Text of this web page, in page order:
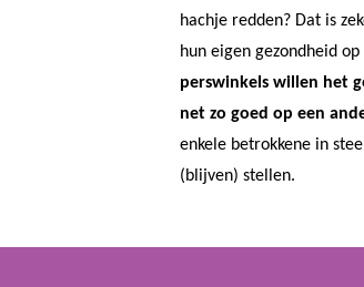
hachje redden? Dat is
hun eigen gezondheid
perswinkels willen het
net zo goed op een
enkele betrokkene in
(blijven) stellen.